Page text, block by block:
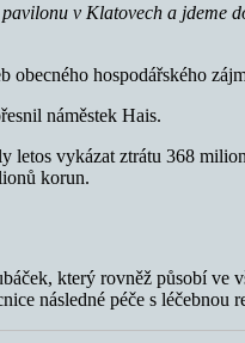
v Klatovech a jdeme
obecného hospodářského
náměstek Hais.
letos vykázat ztrátu 368
korun.
který rovněž působí
následné péče s